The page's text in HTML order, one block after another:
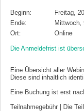
Beginn:
Freitag,
Ende:
Mittwoch,
Ort:
Online
Die Anmeldefrist ist
Eine Übersicht aller
Diese sind inhaltlich
Eine Buchung ist erst
Teilnahmegebühr | Die